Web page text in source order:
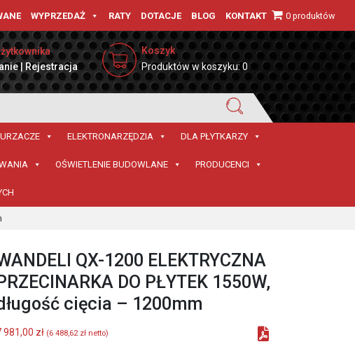
WYPRZEDAŻ RATY DOTACJE BLOG KONTAKT 0 produktów
| Rejestracja
Koszyk
Produktów w koszyku: 0
ELEKTRONARZĘDZIA DLA PŁYTKARZY
OŚWIETLENIE BUDOWLANE PRODUCENCI
QX-1200 ELEKTRYCZNA
DO PŁYTEK 1550W,
cięcia – 1200mm
981,00 zł (6 488,62 zł netto)